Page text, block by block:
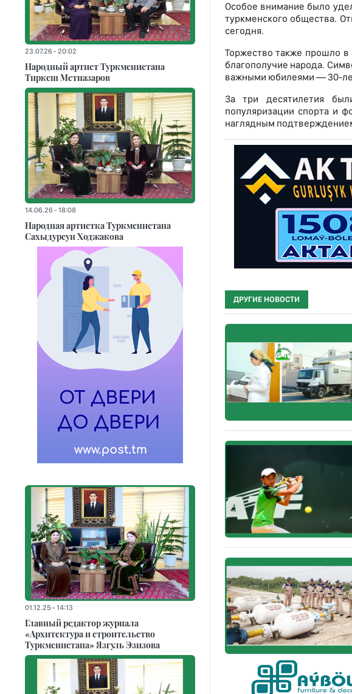
Особое внимание было
туркменского общества.
сегодня.
Торжество также прошло в
благополучие народа.
важными юбилеями — 30-
За три десятилетия
популяризации спорта и
наглядным
ДРУГИЕ НОВОСТИ
23.07.26 - 20:02
Народный артист Туркменистана
Тиркеш Мeтназаров
14.06.26 - 18:08
Народная артистка Туркменистана
Сахыдурсун Ходжакова
01.12.25 - 14:13
Главный редактор журнала
«Архитектура и строительство
Туркменистана» Язгуль Эзизова